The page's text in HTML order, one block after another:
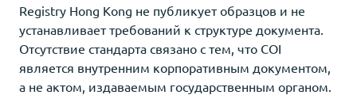
Registry Hong Kong не публикует образцов и не
устанавливает требований к структуре документа.
Отсутствие стандарта связано с тем, что COI
является внутренним корпоративным документом,
а не актом, издаваемым государственным органом.